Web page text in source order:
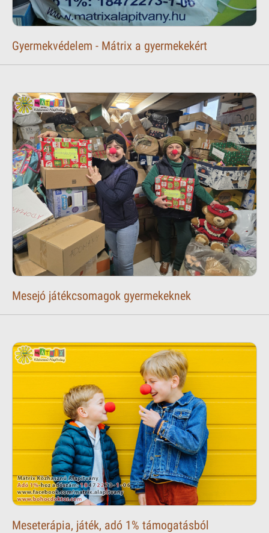
Gyermekvédelem - Mátrix a gyermekekért
Mesejó játékcsomagok gyermekeknek
Meseterápia, játék, adó 1% támogatásból